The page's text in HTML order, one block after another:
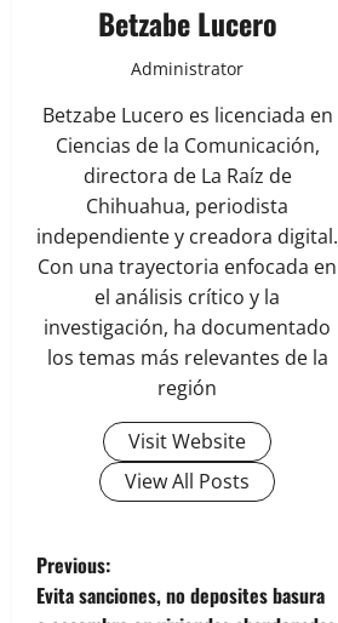
Betzabe Lucero
Administrator
Betzabe Lucero es licenciada en
Ciencias de la Comunicación,
directora de La Raíz de
Chihuahua, periodista
independiente y creadora digital.
Con una trayectoria enfocada en
el análisis crítico y la
investigación, ha documentado
los temas más relevantes de la
región
Visit Website
View All Posts
P
Previous:
Evita sanciones, no deposites basura